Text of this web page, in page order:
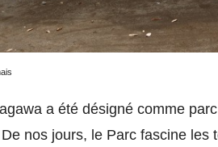
a été désigné comme
nos jours, le Parc fascine les